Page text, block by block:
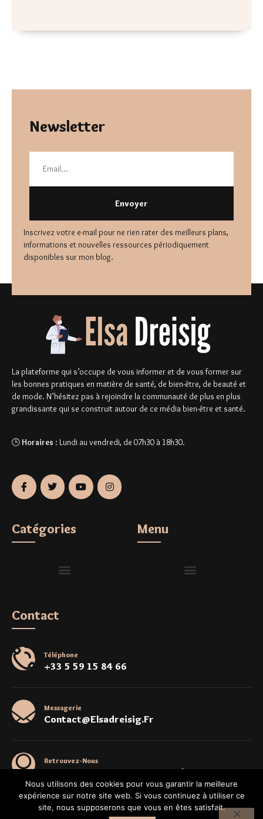
Newsletter
Envoyer
Inscrivez votre e-mail pour ne rien rater des meilleurs plans,
informations et nouvelles ressources périodiquement
disponibles sur mon blog.
La plateforme qui s’occupe de vous informer et de vous former sur
les bonnes pratiques en matière de santé, de bien-être, de beauté et
de mode. N’hésitez pas à rejoindre la communauté de plus en plus
grandissante qui se construit autour de ce média bien-être et santé.
🕒 Horaires : Lundi au vendredi, de 07h30 à 18h30.
Catégories Menu
Contact
Téléphone
+33 5 59 15 84 66
Messagerie
Contact@elsadreisig.fr
Retrouvez-Nous
2 Rue Des Pontots, 64600 Anglet, France
Nous utilisons des cookies pour vous garantir la meilleure
expérience sur notre site web. Si vous continuez à utiliser ce
site, nous supposerons que vous en êtes satisfait.